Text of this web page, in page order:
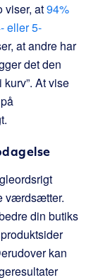
viser, at94%
eller 5-
at andre har
det den
At vise
værdsætter.
din butiks
kan